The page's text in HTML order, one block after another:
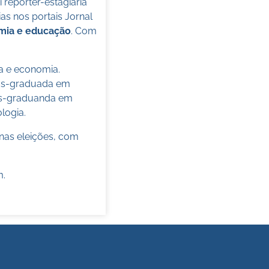
nos portais Jornal
e educação. Com
e economia.
graduada em
graduanda em
eleições, com
.